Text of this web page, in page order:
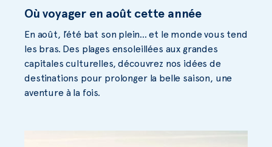
Où voyager en août cette année
En août, l’été bat son plein… et le monde vous tend
les bras. Des plages ensoleillées aux grandes
capitales culturelles, découvrez nos idées de
destinations pour prolonger la belle saison, une
aventure à la fois.